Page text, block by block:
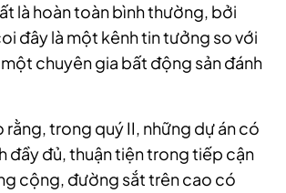
là hoàn toàn bình thường, bởi
đây là một kênh tin tưởng so với
một chuyên gia bất động sản đánh
rằng, trong quý II, những dự án có
đầy đủ, thuận tiện trong tiếp cận
cộng, đường sắt trên cao có